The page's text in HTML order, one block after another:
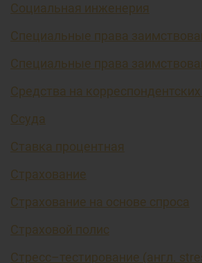
Социальная инженерия
Специальные права
Специальные права
Средства на корреспондентских
Ссуда
Ставка процентная
Страхование
Страхование на основе спроса
Страховой полис
Стресс–тестирование (англ.